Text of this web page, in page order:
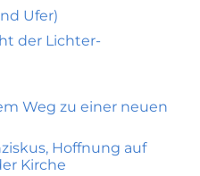
Ufer)
der Lichter-
Weg zu einer neuen
Hoffnung auf
Kirche